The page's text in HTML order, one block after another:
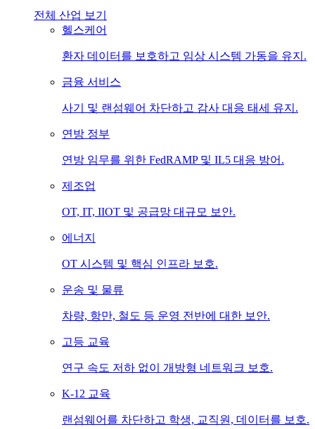
전체 산업 보기
헬스케어
환자 데이터를 보호하고 임상 시스템 가동을 유지.
금융 서비스
사기 및 랜섬웨어 차단하고 감사 대응 태세 유지.
연방 정부
연방 임무를 위한 FedRAMP 및 IL5 대응 방어.
제조업
OT, IT, IIOT 및 공급망 대규모 보안.
에너지
OT 시스템 및 핵심 인프라 보호.
운송 및 물류
차량, 항만, 철도 등 운영 전반에 대한 보안.
고등 교육
연구 속도 저하 없이 개방형 네트워크 보호.
K-12 교육
랜섬웨어를 차단하고 학생, 교직원, 데이터를 보호.